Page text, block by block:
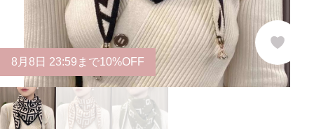
8 月 8 日 23:59まで10%OFF